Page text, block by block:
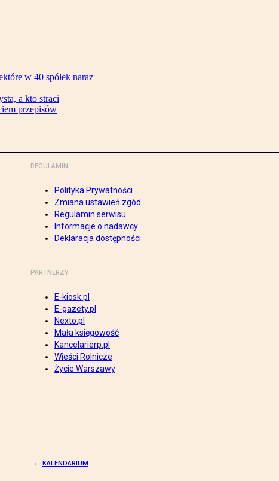
w 40 spółek naraz
a kto straci
przepisów
REGULAMIN
Polityka Prywatności
Zmiana ustawień zgód
Regulamin serwisu
Informacje o nadawcy
Deklaracja dostępności
PARTNERZY
E-kiosk.pl
E-gazety.pl
Nexto.pl
Mała księgowość
Kancelarierp.pl
Wieści Rolnicze
Życie Warszawy
KALENDARIUM